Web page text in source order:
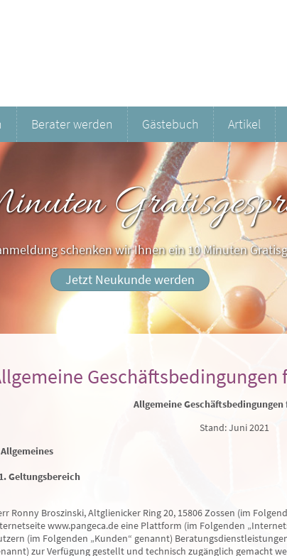
Berater werden Gästebuch Artikel
schenken wir Ihnen ein 10 Minuten
Jetzt Neukunde werden
Geschäftsbedingungen
Allgemeine
Stand: Juni 2021
Geltungsbereich
Ronny Broszinski, Altglienicker Ring 20, 15806 Zossen (im
www.pangeca.de eine Plattform (im Folgenden
(im Folgenden „Kunden“ genannt)
zur Verfügung gestellt und technisch zugänglich gemacht